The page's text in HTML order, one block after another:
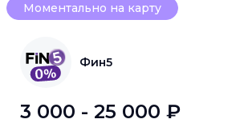
Моментально на карту
Фин5
3 000 - 25 000 ₽